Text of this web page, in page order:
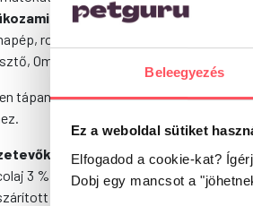
Beleegyezés
Ez a weboldal sütiket
Elfogadod a cookie-kat?
Dobj egy mancsot a
kondroitin-szulfát
rozmaring és kakukkfű egészíti ki a
Omega-3 és Omega-6 zsírsavak
tápanyagot tartalmaz ez az ízletes
bárányfehérje 38 %, rizs 20
3 %, élesztő, hidrolizált csirkemáj 2
rozmaring és kakukkfű 250 mg /